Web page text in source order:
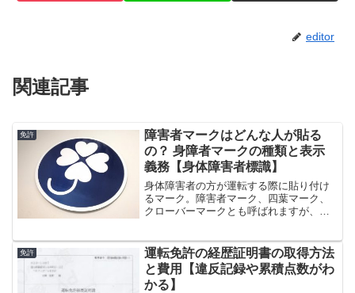
editor
関連記事
免許
障害者マークはどんな人が貼る
の？ 身障者マークの種類と表示
義務【身体障害者標識】
身体障害者の方が運転する際に貼り付け
るマーク。障害者マーク、四葉マーク、
クローバーマークとも呼ばれますが、正
いるんだな、ということがわかります。
と同時に、このマークを付...
免許
運転免許の経歴証明書の取得方法
と費用【違反記録や累積点数がわ
かる】